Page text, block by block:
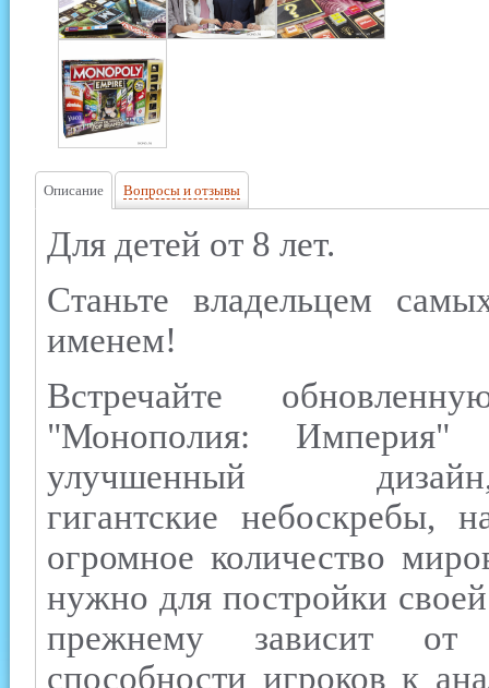
Описание Вопросы и отзывы
Для детей от 8 лет.
Станьте владельцем
именем!
Встречайте
"Монополия:
улучшенный
гигантские небоскребы,
огромное количество
нужно для постройки
прежнему зависит от
способности игроков к